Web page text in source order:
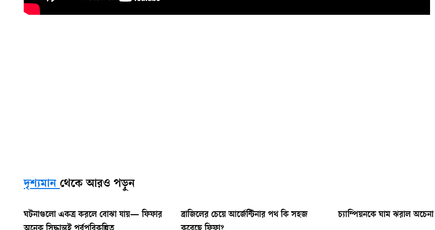
দৃশ্যমান থেকে আরও পড়ুন
ঘটনাগুলো একত্র করলে বোঝা যায়— ফিফার
ব্রাজিলের চেয়ে আর্জেন্টিনার পথ কি সহজ
চ্যাম্পিয়নকে ঘাম ঝরাল অচেনা